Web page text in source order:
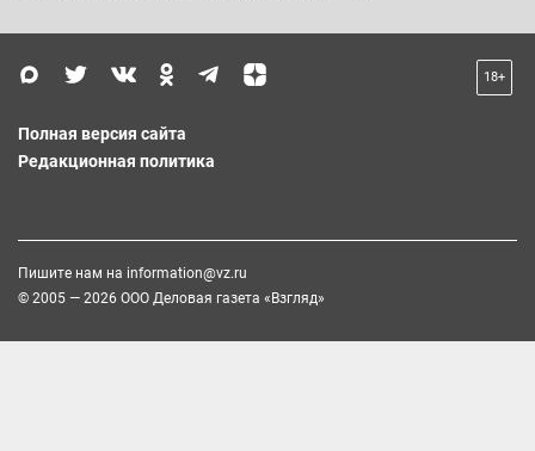
18+
Полная версия сайта
Редакционная политика
Пишите нам на information@vz.ru
© 2005 — 2026 ООО Деловая газета «Взгляд»